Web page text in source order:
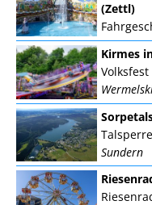
(Zettl)
Kirmes
Volksfest
Talsperre
Sundern